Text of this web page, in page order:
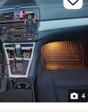
4